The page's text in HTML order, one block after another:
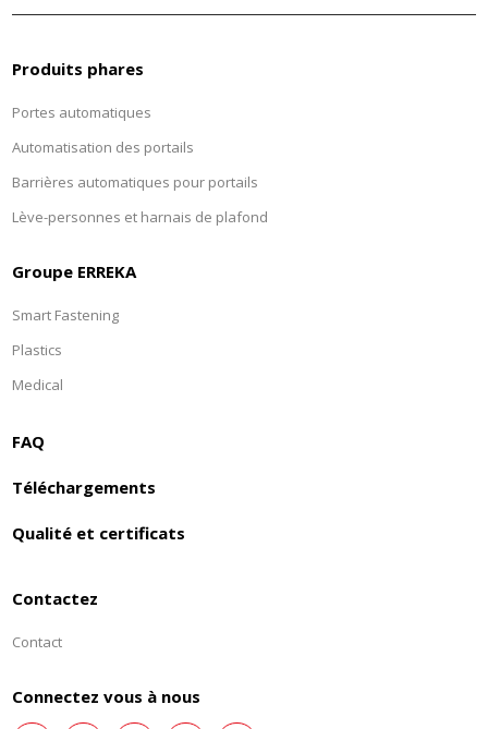
Produits phares
Portes automatiques
Automatisation des portails
Barrières automatiques pour portails
Lève-personnes et harnais de plafond
Groupe ERREKA
Smart Fastening
Plastics
Medical
FAQ
Téléchargements
Qualité et certificats
Contactez
Contact
Connectez vous à nous